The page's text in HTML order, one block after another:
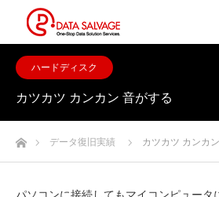
ハードディスク
カツカツ カンカン 音がする
ホームデータ復旧実績 カツカツ カンカ